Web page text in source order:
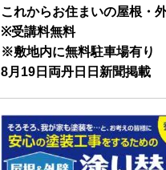
これからお住まいの屋根・
※受講料無料
※敷地内に無料駐車場有り
8月19日両丹日日新聞掲載